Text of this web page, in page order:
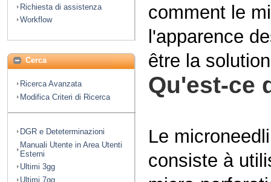
Richiesta di assistenza
Workflow
Cerca
Ricerca Avanzata
Modifica Criteri di Ricerca
DGR e Deteterminazioni
Manuali Utente in Area Utenti
Esterni
Ultimi 3gg
Ultimi 7gg
comment le
l'apparence
être la
Qu'est-ce
Le
consiste à